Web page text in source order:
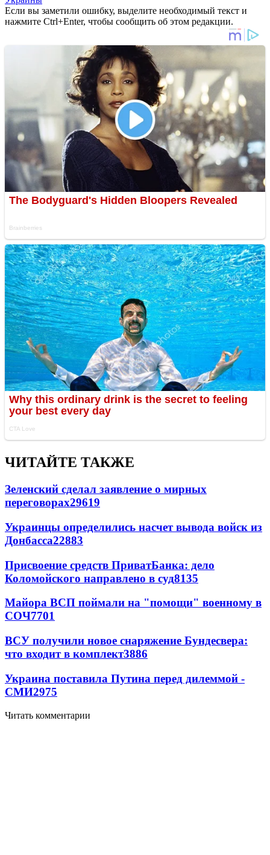
Если вы заметили ошибку, выделите необходимый текст и
нажмите Ctrl+Enter, чтобы сообщить об этом редакции.
ЧИТАЙТЕ ТАКЖЕ
Зеленский сделал заявление о мирных
переговорах29619
Украинцы определились насчет вывода войск из
Донбасса22883
Присвоение средств ПриватБанка: дело
Коломойского направлено в суд8135
Майора ВСП поймали на "помощи" военному в
СОЧ7701
ВСУ получили новое снаряжение Бундесвера:
что входит в комплект3886
Украина поставила Путина перед дилеммой -
СМИ2975
Читать комментарии